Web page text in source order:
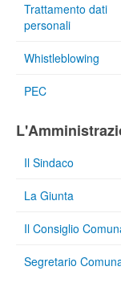
Trattamento dati
personali
Whistleblowing
PEC
Il Sindaco
La Giunta
Il Consiglio
Segretario